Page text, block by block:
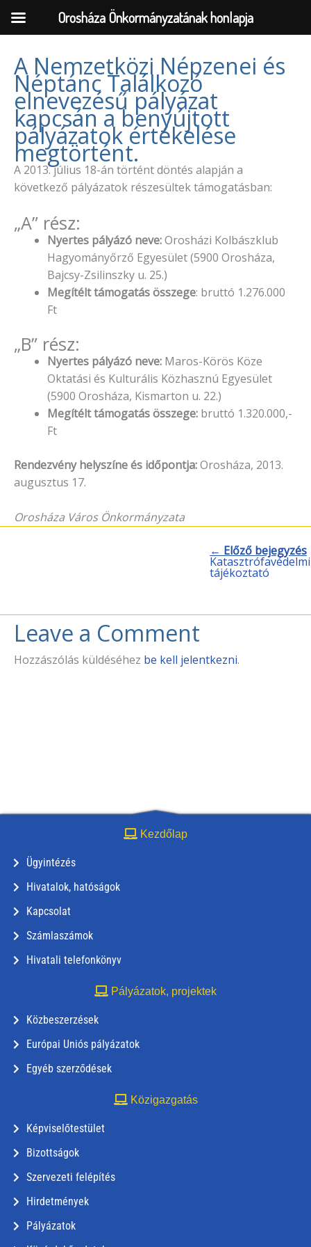
Skip
content
A Nemzetközi Népzenei és
Néptánc Találkozó
elnevezésű pályázat
kapcsán a benyújtott
pályázatok értékelése
megtörtént.
A 2013. július 18-án történt döntés alapján a
következő pályázatok részesültek támogatásban:
„A” rész:
Nyertes pályázó neve:Orosházi Kolbászklub
Hagyományőrző Egyesület (5900 Orosháza,
Bajcsy-Zsilinszky u. 25.)
Megítélt támogatás összege: bruttó 1.276.000
Ft
„B” rész:
Nyertes pályázó neve: Maros-Körös Köze
Oktatási és Kulturális Közhasznú Egyesület
(5900 Orosháza, Kismarton u. 22.)
Megítélt támogatás összege: bruttó 1.320.000,-
Ft
Rendezvény helyszíne és időpontja:Orosháza, 2013.
augusztus 17.
Orosháza Város Önkormányzata
← Előző bejegyzés
Katasztrófavédelmi
tájékoztató
Leave a Comment
Hozzászólás küldéséhez be kell jelentkezni.
Kezdőlap
Ügyintézés
Hivatalok, hatóságok
Kapcsolat
Számlaszámok
Hivatali telefonkönyv
Pályázatok, projektek
Közbeszerzések
Európai Uniós pályázatok
Egyéb szerződések
Közigazgatás
Képviselőtestület
Bizottságok
Szervezeti felépítés
Hirdetmények
Pályázatok
Orosháza Önkormányzatának honlapja